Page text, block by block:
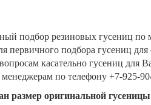
подбор резиновых гусениц по
первичного подбора гусениц
касательно гусениц для
по телефону +7-925-
размер оригинальной